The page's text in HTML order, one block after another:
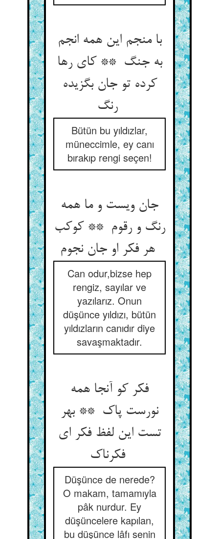
با منجم این همه انجم
به جنگ ** کای رها
کرده تو جان بگزیده
Bütün bu yıldızlar,
müneccimle, ey canı
bırakıp rengi seçen!
جان ویست و ما همه
رنگ و رقوم ** کوکب
Can odur,bizse hep
rengiz, sayılar ve
yazılarız. Onun
düşünce yıldızı, bütün
yıldızların canıdır diye
savaşmaktadır.
فکر کو آنجا همه
نورست پاک ** بهر
تست این لفظ فکر ای
فکرناک
Düşünce de nerede?
O makam, tamamıyla
pâk nurdur. Ey
düşüncelere kapılan,
bu düşünce lâfı senin